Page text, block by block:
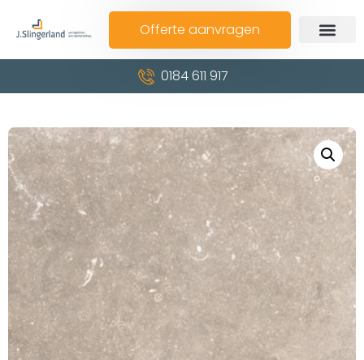
Offerte aanvragen
0184 611 917